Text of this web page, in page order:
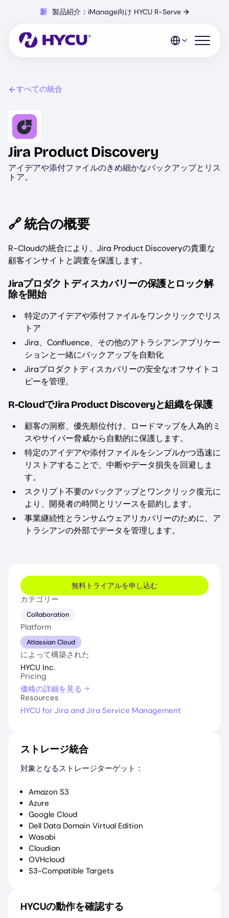
content
新 製品紹介：iManage向け HYCU R-Serve →
Open
すべての統合
Image
Jira Product Discovery
アイデアや添付ファイルのきめ細かなバックアップとリス
トア。
🔗 統合の概要
R-Cloudの統合により、Jira Product Discoveryの貴重な
顧客インサイトと調査を保護します。
Jiraプロダクトディスカバリーの保護とロック解
除を開始
特定のアイデアや添付ファイルをワンクリックでリス
トア
Jira、Confluence、その他のアトラシアンアプリケー
ションと一緒にバックアップを自動化
Jiraプロダクトディスカバリーの安全なオフサイトコ
ピーを管理。
R-CloudでJira Product Discoveryと組織を保護
顧客の洞察、優先順位付け、ロードマップを人為的ミ
スやサイバー脅威から自動的に保護します。
特定のアイデアや添付ファイルをシンプルかつ迅速に
リストアすることで、中断やデータ損失を回避しま
す。
スクリプト不要のバックアップとワンクリック復元に
より、開発者の時間とリソースを節約します。
事業継続性とランサムウェアリカバリーのために、ア
トラシアンの外部でデータを管理します。
無料トライアルを申し込む
カテゴリー
Collaboration
Platform
Atlassian Cloud
によって構築された
HYCU Inc.
Pricing
価格の詳細を見る
Resources
HYCU for Jira and Jira Service Management
ストレージ統合
対象となるストレージターゲット：
Amazon S3
Azure
Google Cloud
Dell Data Domain Virtual Edition
Wasabi
Cloudian
OVHcloud
S3-Compatible Targets
HYCUの動作を確認する